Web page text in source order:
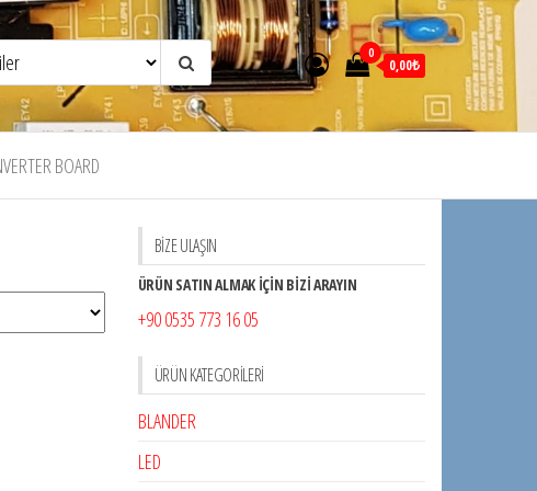
0
0,00₺
BOARD
BİZE ULAŞIN
ÜRÜN SATIN ALMAK İÇİN BİZİ ARAYIN
+90 0535 773 16 05
ÜRÜN KATEGORILERI
BLANDER
LED